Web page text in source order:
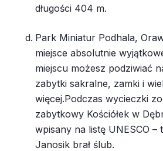
długości 404 m.
Park Miniatur Podhala,
miejsce absolutnie
miejscu możesz podziwiać
zabytki sakralne, zamki i
więcej.Podczas wycieczki
zabytkowy Kościółek w
wpisany na listę UNESCO –
Janosik brał ślub.